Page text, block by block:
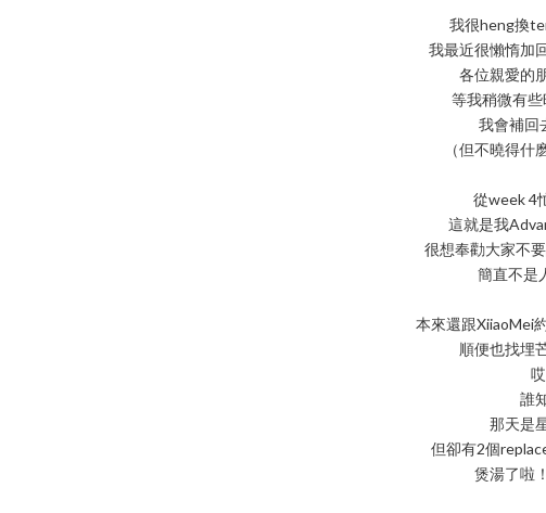
我很heng換
我最近很懶惰加
各位親愛的
等我稍微有些
我會補回
（但不曉得什
從week 4
這就是我
很想奉勸大家不
簡直不是
本來還跟XiiaoMei
順便也找埋
誰
那天是
但卻有2個
煲湯了啦